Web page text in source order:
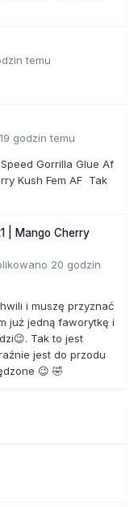
temu
19 godzin temu
Gorrilla Glue Af
Kush Fem AF Tak
| Mango Cherry
20 godzin
i muszę przyznać
już jedną faworytkę i
Tak to jest
jest do przodu
😉 🤣